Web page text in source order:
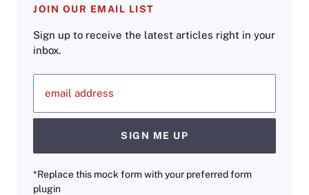
JOIN OUR EMAIL LIST
Sign up to receive the latest articles right in your
inbox.
email address
SIGN ME UP
*Replace this mock form with your preferred form
plugin